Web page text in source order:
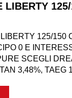
LIBERTY
125/150
0 E
SCEGLI
3,48%, TAEG